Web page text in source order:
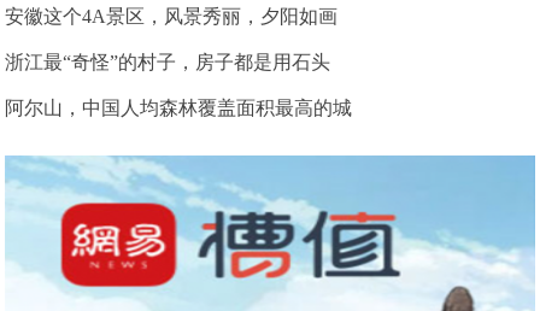
安徽这个4A景区，风景秀丽，夕阳如画
浙江最“奇怪”的村子，房子都是用石头
阿尔山，中国人均森林覆盖面积最高的城